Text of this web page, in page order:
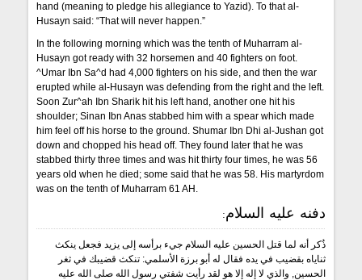
hand (meaning to pledge his allegiance to Yazid). To that al-
Husayn said: “That will never happen.”
In the following morning which was the tenth of Muharram al-
Husayn got ready with 32 horsemen and 40 fighters on foot.
^Umar Ibn Sa^d had 4,000 fighters on his side, and then the war
erupted while al-Husayn was defending from the right and the left.
Soon Zur^ah Ibn Sharik hit his left hand, another one hit his
shoulder; Sinan Ibn Anas stabbed him with a spear which made
him feel off his horse to the ground. Shumar Ibn Dhi al-Jushan got
down and chopped his head off. They found later that he was
stabbed thirty three times and was hit thirty four times, he was 56
years old when he died; some said that he was 58. His martyrdom
was on the tenth of Muharram 61 AH.
دفنه عليه السلام:
ذُكر أنه لما قتل الحسين عليه السلام جيء برأسه إلى يزيد فجعل ينكث
ثناياه بقضيب في يده فقال له أبو برزة الأسلمي: تنكث قضيبك في ثغر
الحسين, والذي لا إله إلا هو لقد رأيت شفتي رسول الله صلى الله عليه